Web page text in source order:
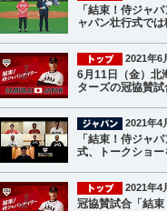
「結束！侍ジャ
ャパン壮行式で
2021年6
6月11日（金）北
ターズの冠協賛
2021年4
「結束！侍ジャ
式、トークショー
2021年4
冠協賛試合「結